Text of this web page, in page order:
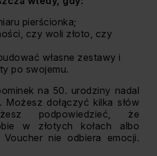
pierścionka;
czy woli złoto, czy
własne zestawy i
po swojemu.
na 50. urodziny nadal
dołączyć kilka słów
podpowiedzieć, że
w złotych kołach albo
Voucher nie odbiera emocji.